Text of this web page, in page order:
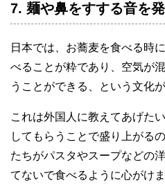
レ
ー
ヤ
ー
7. 麺や鼻をすする音を
日本では、お蕎麦を食べる時
べることが粋であり、空気が
うことができる、という文化
これは外国人に教えてあげた
してもらうことで盛り上がる
たちがパスタやスープなどの
てないで食べるように心がけま